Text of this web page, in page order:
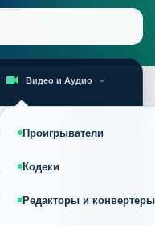
Видео и Аудио
Проигрыватели
Кодеки
Редакторы и конвертеры